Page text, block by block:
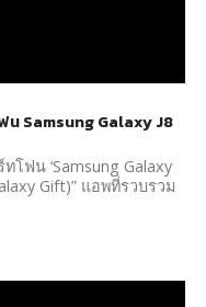
Samsung Galaxy J8
ฟน ‘Samsung Galaxy
Gift)” แอพที่รวบรวม